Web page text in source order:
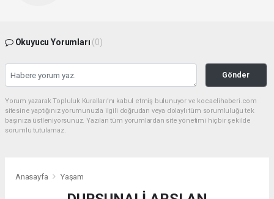
Okuyucu Yorumları (0)
Gönder
Yorum yazarak Topluluk Kuralları’nı kabul etmiş bulunuyor ve kocaelihaberi.com
sitesine yaptığınız yorumunuzla ilgili doğrudan veya dolaylı tüm sorumluluğu tek
başınıza üstleniyorsunuz. Yazılan tüm yorumlardan site yönetimi hiçbir şekilde
sorumlu tutulamaz.
Anasayfa Yaşam